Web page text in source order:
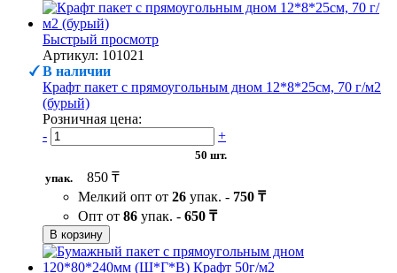
Быстрый просмотр
Артикул: 101021
В наличии
Крафт пакет с прямоугольным дном 12*8*25см, 70 г/м2
(бурый)
Розничная цена:
-
+
50 шт.
упак.
850 ₸
Мелкий опт от 26 упак. - 750 ₸
Опт от 86 упак. - 650 ₸
В корзину